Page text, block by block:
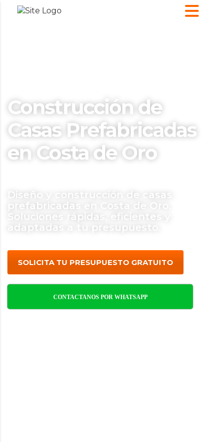
Construcción de
Casas Prefabricadas
en Costa de Oro
Diseño y construcción de casas
prefabricadas en Costa de Oro.
Soluciones rápidas, eficientes y
adaptadas a tu presupuesto.
SOLICITA TU PRESUPUESTO GRATUITO
CONTACTANOS POR WHATSAPP